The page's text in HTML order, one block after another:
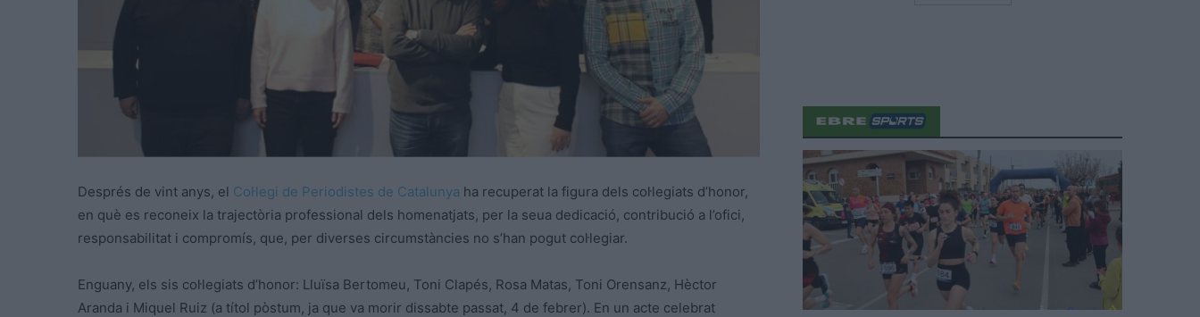
Després de vint anys, el Col·legi de Periodistes de Catalunya ha recuperat la figura dels col·legiats d’honor,
en què es reconeix la trajectòria professional dels homenatjats, per la seua dedicació, contribució a l’ofici,
responsabilitat i compromís, que, per diverses circumstàncies no s’han pogut col·legiar.
Enguany, els sis col·legiats d’honor: Lluïsa Bertomeu, Toni Clapés, Rosa Matas, Toni Orensanz, Hèctor
Aranda i Miquel Ruiz (a títol pòstum, ja que va morir dissabte passat, 4 de febrer). En un acte celebrat